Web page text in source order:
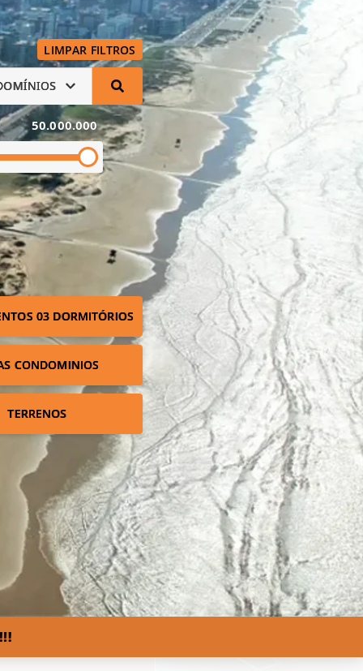
LIMPAR FILTROS
50.000.000
03 DORMITÓRIOS
CONDOMINIOS
TERRENOS